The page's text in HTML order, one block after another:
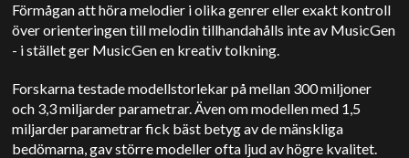
Förmågan att höra melodier i olika genrer eller exakt kontroll
över orienteringen till melodin tillhandahålls inte av MusicGen
- i stället ger MusicGen en kreativ tolkning.
Forskarna testade modellstorlekar på mellan 300 miljoner
och 3,3 miljarder parametrar.Även om modellen med 1,5
miljarder parametrar fick bäst betyg av de mänskliga
bedömarna, gav större modeller ofta ljud av högre kvalitet.